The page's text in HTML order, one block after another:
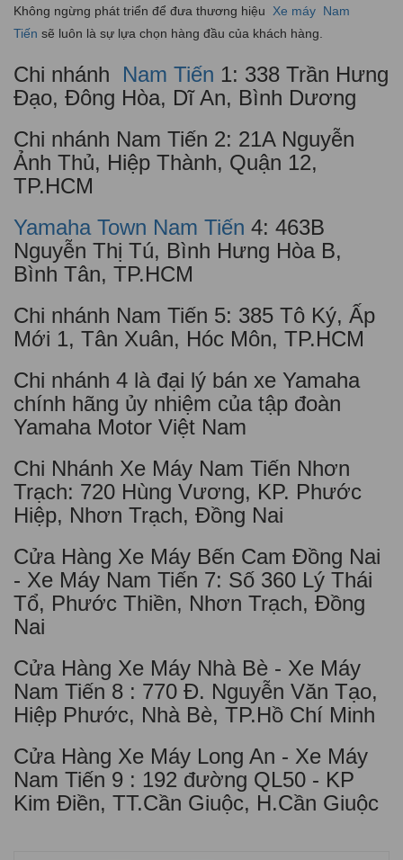
Không ngừng phát triển để đưa thương hiệu
Xe máy Nam
Tiến sẽ luôn là sự lựa chọn hàng đầu của khách hàng.
Chi nhánh Nam Tiến 1: 338 Trần Hưng
Đạo, Đông Hòa, Dĩ An, Bình Dương
Chi nhánh Nam Tiến 2: 21A Nguyễn
Ảnh Thủ, Hiệp Thành, Quận 12,
TP.HCM
Yamaha Town Nam Tiến 4: 463B
Nguyễn Thị Tú, Bình Hưng Hòa B,
Bình Tân, TP.HCM
Chi nhánh Nam Tiến 5: 385 Tô Ký, Ấp
Mới 1, Tân Xuân, Hóc Môn, TP.HCM
Chi nhánh 4 là đại lý bán xe Yamaha
chính hãng ủy nhiệm của tập đoàn
Yamaha Motor Việt Nam
Chi Nhánh Xe Máy Nam Tiến Nhơn
Trạch: 720 Hùng Vương, KP. Phước
Hiệp, Nhơn Trạch, Đồng Nai
Cửa Hàng Xe Máy Bến Cam Đồng Nai
- Xe Máy Nam Tiến 7: Số 360 Lý Thái
Tổ, Phước Thiền, Nhơn Trạch, Đồng
Nai
Cửa Hàng Xe Máy Nhà Bè - Xe Máy
Nam Tiến 8 : 770 Đ. Nguyễn Văn Tạo,
Hiệp Phước, Nhà Bè, TP.Hồ Chí Minh
Cửa Hàng Xe Máy Long An - Xe Máy
Nam Tiến 9 : 192 đường QL50 - KP
Kim Điền, TT.Cần Giuộc, H.Cần Giuộc